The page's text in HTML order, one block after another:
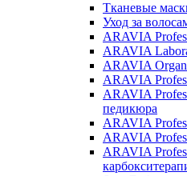
Тканевые
Уход за
ARAVIA
ARAVIA
ARAVIA
ARAVIA
ARAVIA
педикюра
ARAVIA
ARAVIA
ARAVIA